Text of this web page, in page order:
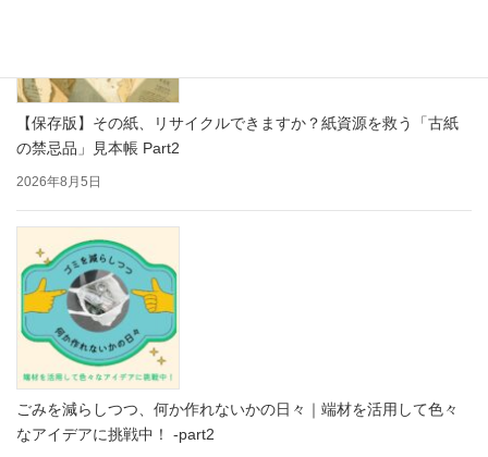
【保存版】その紙、リサイクルできますか？紙資源を救う「古紙
の禁忌品」見本帳 Part2
2026年8月5日
ごみを減らしつつ、何か作れないかの日々｜端材を活用して色々
なアイデアに挑戦中！ -part2